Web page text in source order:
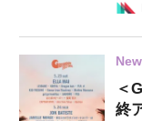
＜
終